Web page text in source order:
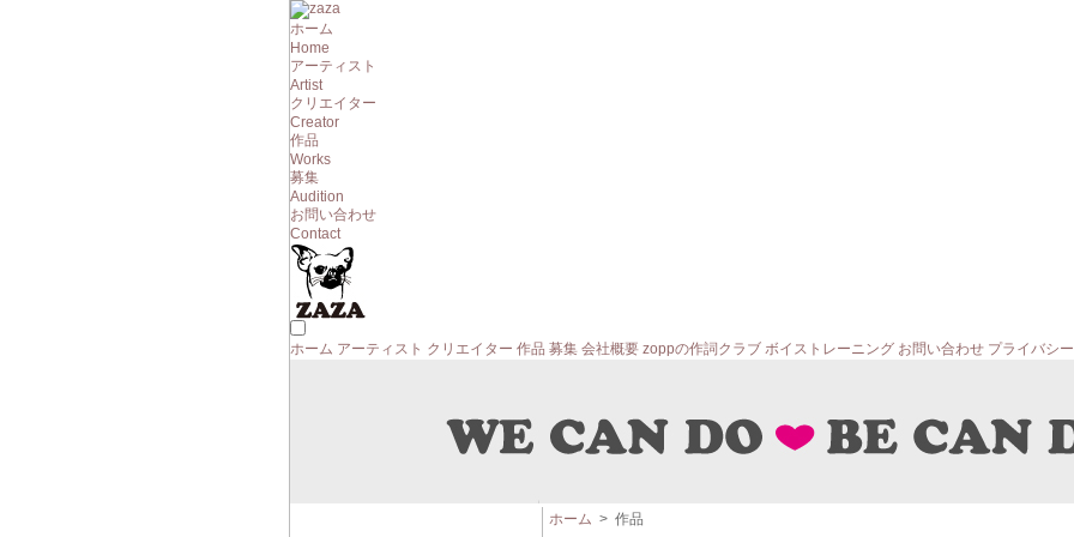
ホーム
Home
アーティスト
Artist
クリエイター
Creator
作品
Works
募集
Audition
お問い合わせ
Contact
ホーム アーティスト クリエイター 作品 募集 会社概要 zoppの作詞クラブ ボイストレーニング お問い合わせ プライバシ
ホーム > 作品